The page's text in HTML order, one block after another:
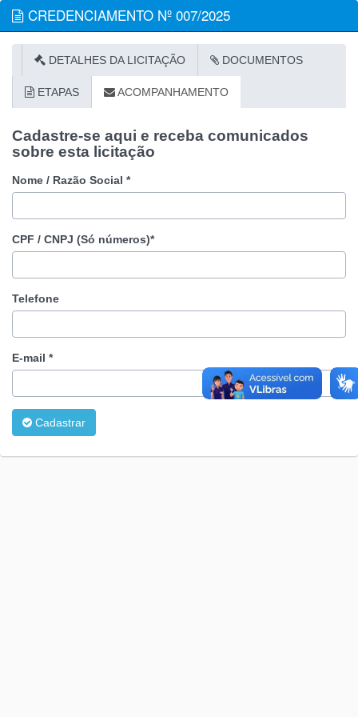
CREDENCIAMENTO Nº 007/2025
DETALHES DA LICITAÇÃO DOCUMENTOS
ETAPAS ACOMPANHAMENTO
Cadastre-se aqui e receba comunicados
sobre esta licitação
Nome / Razão Social *
CPF / CNPJ (Só números)*
Telefone
E-mail *
Cadastrar